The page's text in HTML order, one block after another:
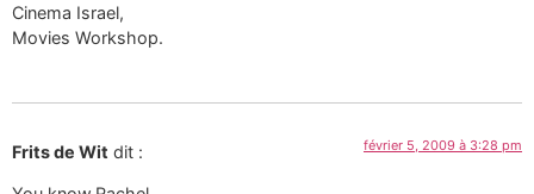
Cinema Israel,
Movies Workshop.
Frits de Wit dit : février 5, 2009 à 3:28 pm